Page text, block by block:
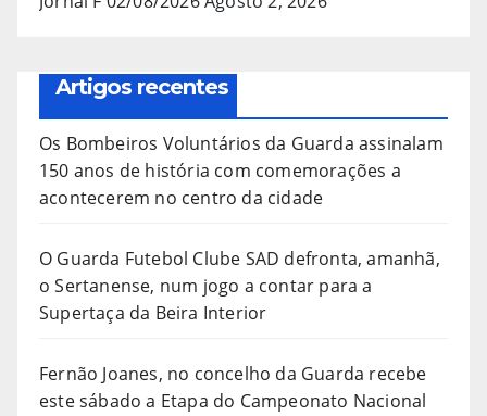
Artigos recentes
Os Bombeiros Voluntários da Guarda assinalam
150 anos de história com comemorações a
acontecerem no centro da cidade
O Guarda Futebol Clube SAD defronta, amanhã,
o Sertanense, num jogo a contar para a
Supertaça da Beira Interior
Fernão Joanes, no concelho da Guarda recebe
este sábado a Etapa do Campeonato Nacional